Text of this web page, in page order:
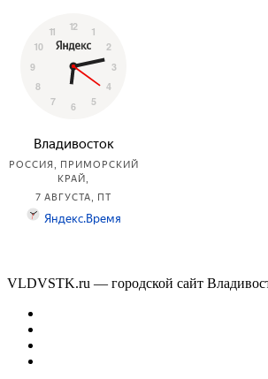
VLDVSTK.ru — городской сайт